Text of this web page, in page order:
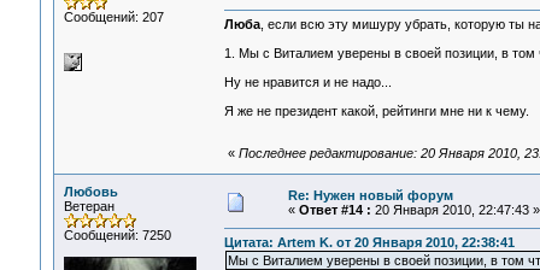
Сообщений: 207
Люба, если всю эту мишуру убрать, которую ты
1. Мы с Виталием уверены в своей позиции, в том
Ну не нравится и не надо...
Я же не президент какой, рейтинги мне ни к чему.
« Последнее редактирование: 20 Января 2010,
Любовь
Ветеран
Сообщений: 7250
Re: Нужен новый форум
« Ответ #14 : 20 Января 2010, 22:47:43 »
Цитата: Artem K. от 20 Января 2010, 22:38:41
Мы с Виталием уверены в своей позиции, в том